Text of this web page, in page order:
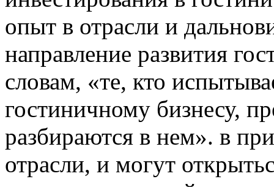
опыт в отрасли и
направление развития
словам, «те, кто
гостиничному бизнесу,
разбираются в нем». в
отрасли, и могут